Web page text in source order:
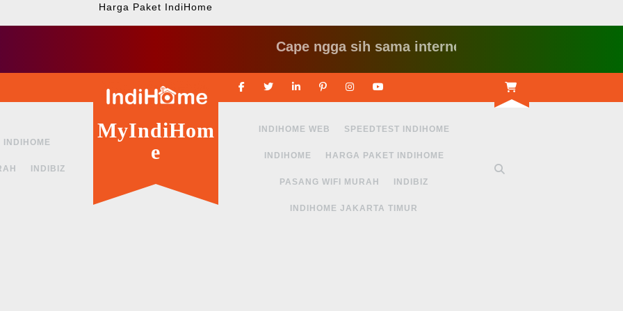
Harga Paket IndiHome
Cape ngga sih sama internet yang lambat gitu gitu aja
FacebookTwitter LinkedinPinterestInstagram
INDIHOME
INDIBIZ
MyIndiHom
e
INDIHOME WEB SPEEDTEST INDIHOME
INDIHOME HARGA PAKET INDIHOME
PASANG WIFI MURAH INDIBIZ
INDIHOME JAKARTA TIMUR